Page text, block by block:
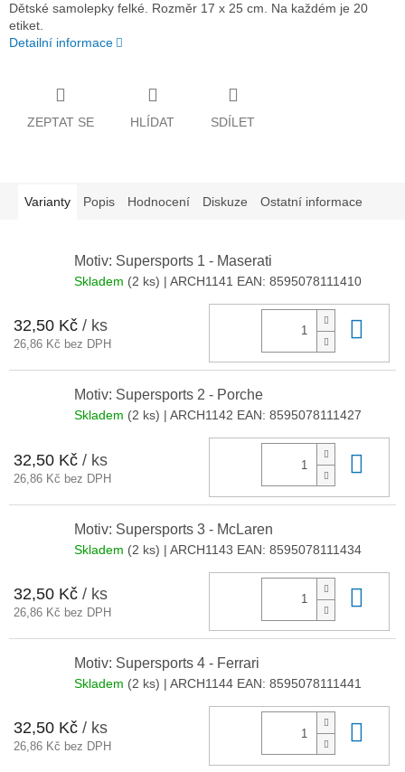
Dětské samolepky felké. Rozměr 17 x 25 cm. Na každém je 20
etiket.
Detailní informace
ZEPTAT SE HLÍDAT SDÍLET
Varianty Popis Hodnocení Diskuze Ostatní informace
Motiv: Supersports 1 - Maserati
Skladem (2 ks) | ARCH1141 EAN: 8595078111410
32,50 Kč / ks
26,86 Kč bez DPH
Motiv: Supersports 2 - Porche
Skladem (2 ks) | ARCH1142 EAN: 8595078111427
32,50 Kč / ks
26,86 Kč bez DPH
Motiv: Supersports 3 - McLaren
Skladem (2 ks) | ARCH1143 EAN: 8595078111434
32,50 Kč / ks
26,86 Kč bez DPH
Motiv: Supersports 4 - Ferrari
Skladem (2 ks) | ARCH1144 EAN: 8595078111441
32,50 Kč / ks
26,86 Kč bez DPH